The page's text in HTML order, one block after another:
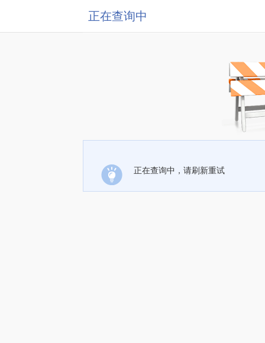
正在查询中
正在查询中，请刷新重试